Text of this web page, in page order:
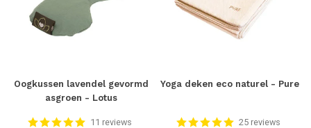
Oogkussen lavendel gevormd
asgroen - Lotus
11 reviews
Yoga deken eco naturel - Pure
25 reviews